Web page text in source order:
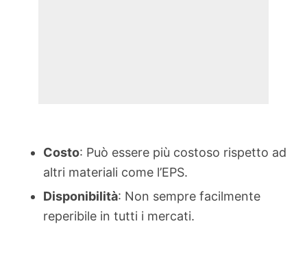
Costo: Può essere più costoso rispetto ad
altri materiali come l’EPS.
Disponibilità: Non sempre facilmente
reperibile in tutti i mercati.